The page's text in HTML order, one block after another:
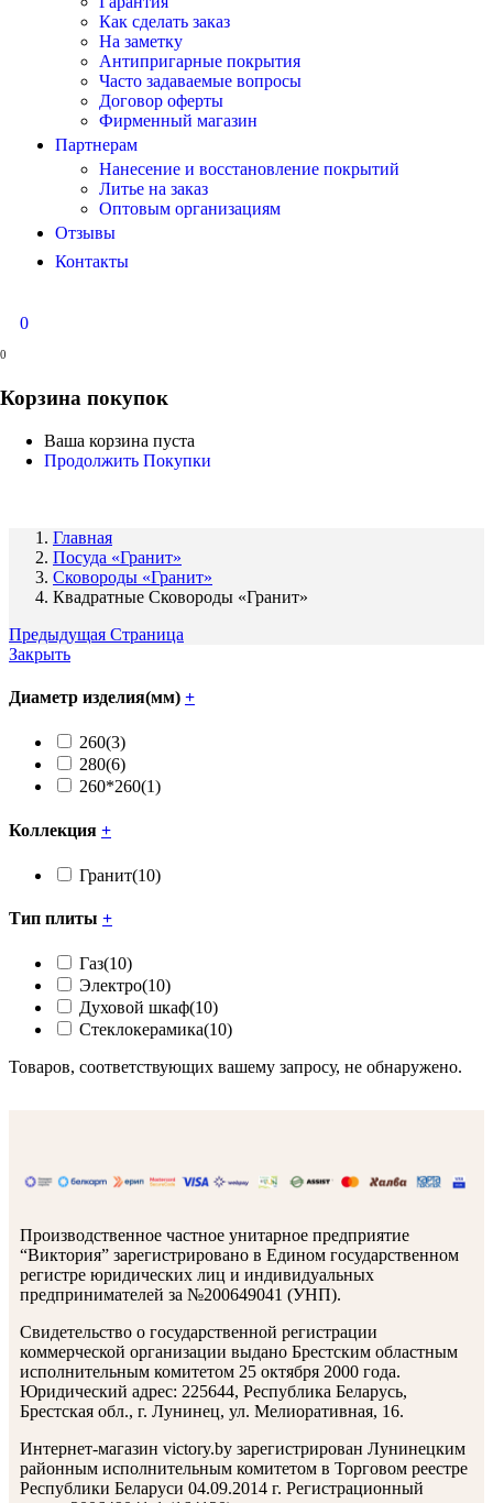
Как сделать заказ
На заметку
Антипригарные покрытия
Часто задаваемые вопросы
Договор оферты
Фирменный магазин
Партнерам
Нанесение и восстановление покрытий
Литье на заказ
Оптовым организациям
Отзывы
Контакты
0
0
Корзина покупок
Ваша корзина пуста
Продолжить Покупки
Главная
Посуда «Гранит»
Сковороды «Гранит»
Квадратные Сковороды «Гранит»
Предыдущая Страница
Закрыть
Диаметр изделия(мм) +
260(3)
280(6)
260*260(1)
Коллекция +
Гранит(10)
Тип плиты +
Газ(10)
Электро(10)
Духовой шкаф(10)
Стеклокерамика(10)
Товаров, соответствующих вашему запросу, не обнаружено.
Производственное частное унитарное предприятие
“Виктория” зарегистрировано в Едином государственном
регистре юридических лиц и индивидуальных
предпринимателей за №200649041 (УНП).
Свидетельство о государственной регистрации
коммерческой организации выдано Брестским областным
исполнительным комитетом 25 октября 2000 года.
Юридический адрес: 225644, Республика Беларусь,
Брестская обл., г. Лунинец, ул. Мелиоративная, 16.
Интернет-магазин victory.by зарегистрирован Лунинецким
районным исполнительным комитетом в Торговом реестре
Республики Беларуси 04.09.2014 г. Регистрационный